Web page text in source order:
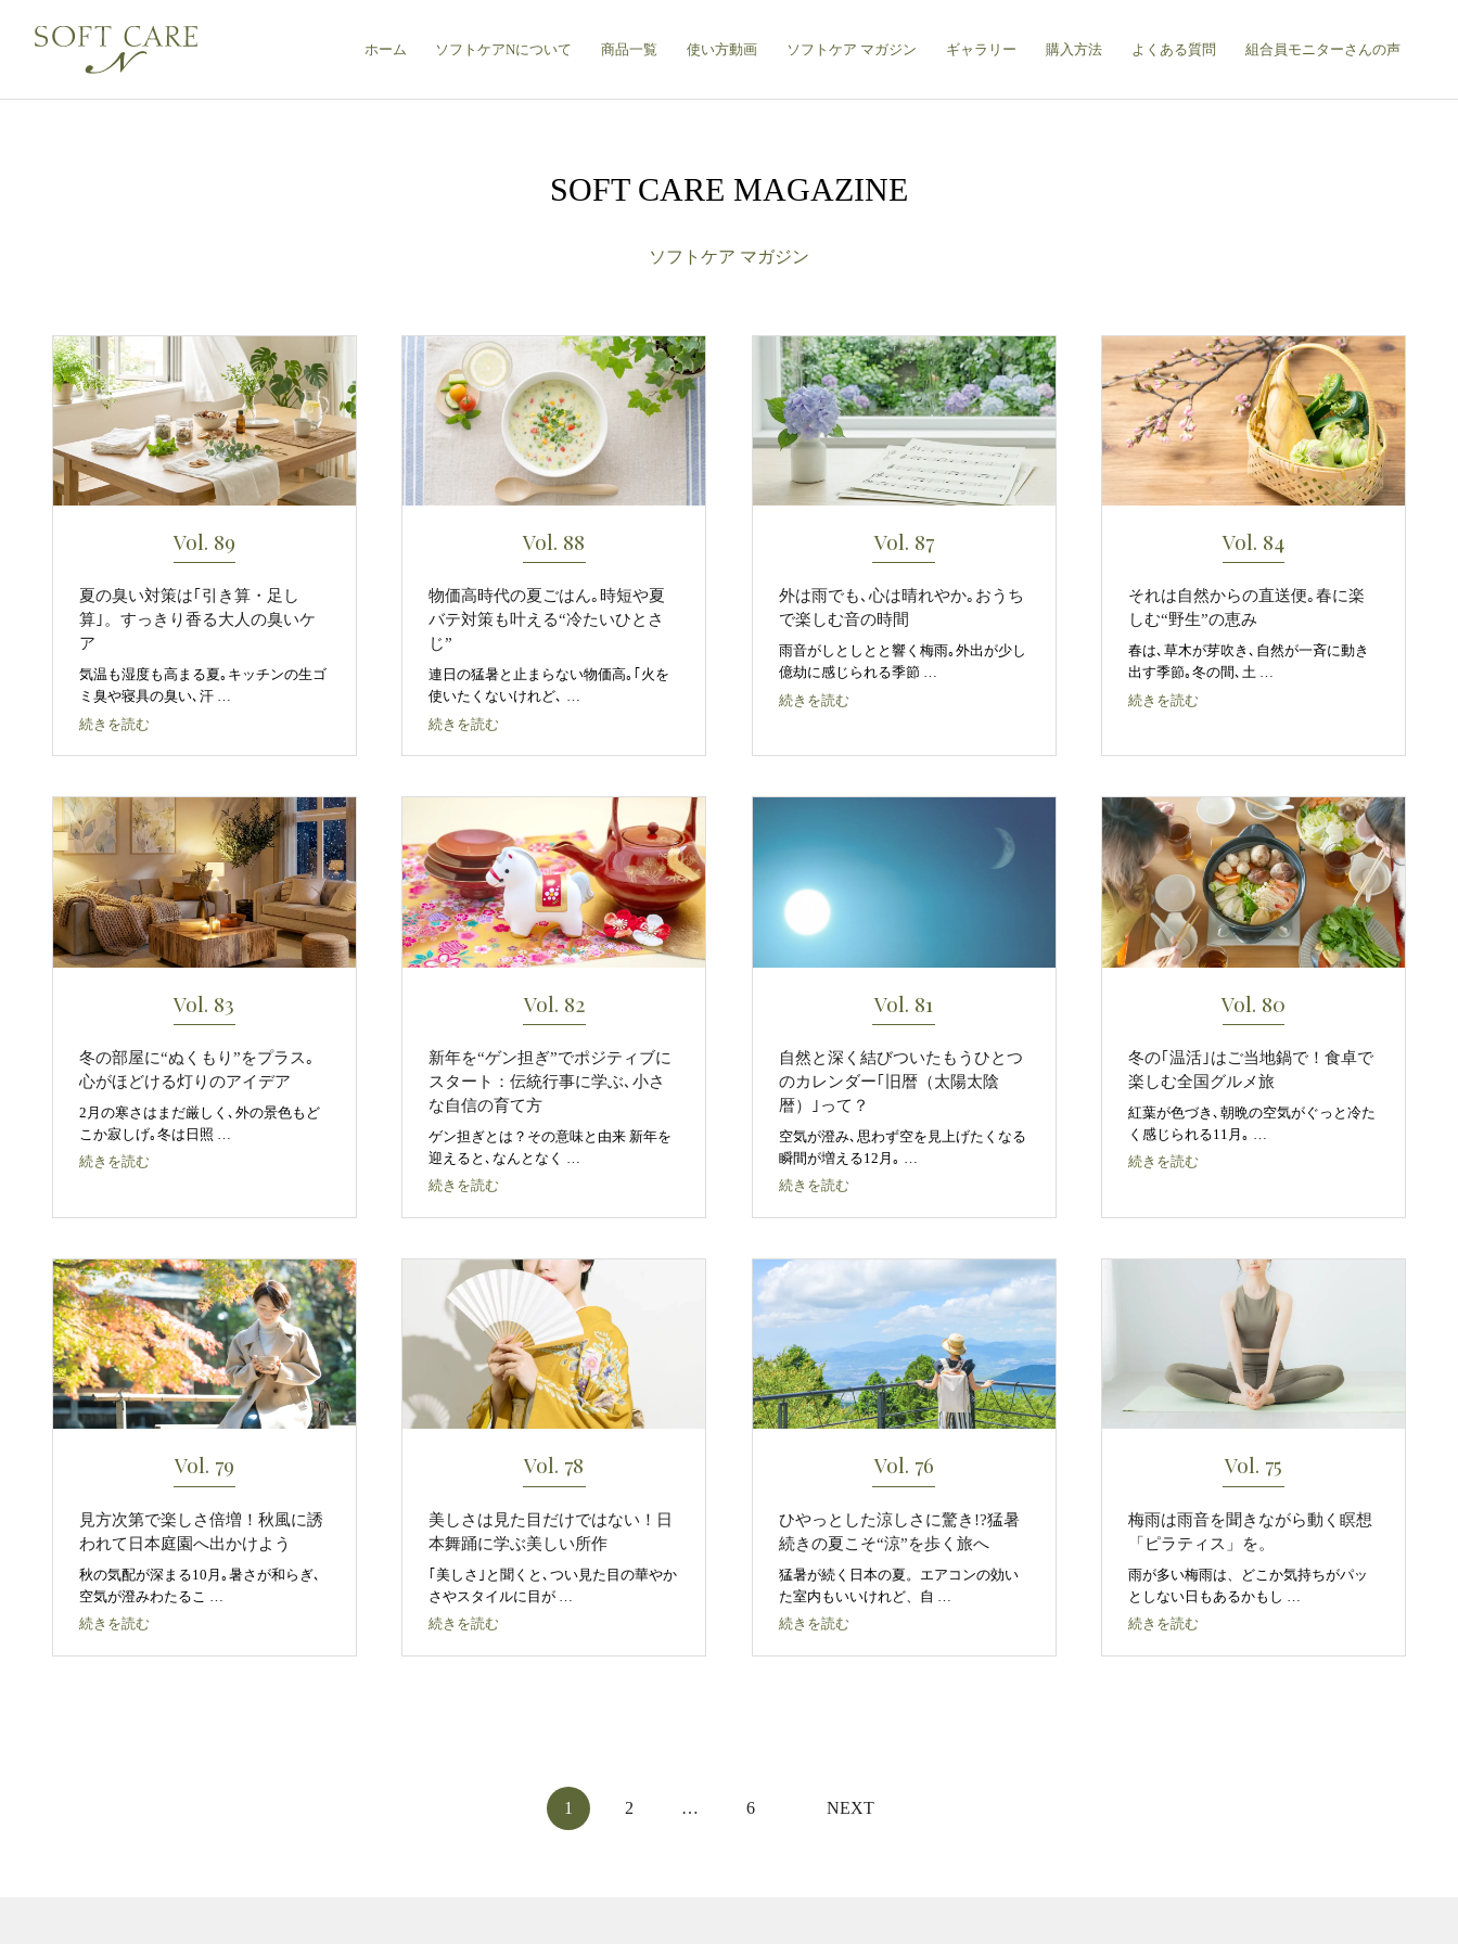
ホーム ソフトケアNについて 商品一覧 使い方動画 ソフトケア マガジン ギャラリー 購入方法 よくある質問 組合員モニターさんの声
SOFT CARE MAGAZINE
ソフトケア マガジン
Vol. 89
夏の臭い対策は｢引き算・足し
算｣。すっきり香る大人の臭いケ
ア
気温も湿度も高まる夏｡キッチンの生ゴ
ミ臭や寝具の臭い､汗 …
続きを読む
Vol. 88
物価高時代の夏ごはん｡時短や夏
バテ対策も叶える“冷たいひとさ
じ”
連日の猛暑と止まらない物価高｡｢火を
使いたくないけれど､ …
続きを読む
Vol. 87
外は雨でも､心は晴れやか｡おうち
で楽しむ音の時間
雨音がしとしとと響く梅雨｡外出が少し
億劫に感じられる季節 …
続きを読む
Vol. 84
それは自然からの直送便｡春に楽
しむ“野生”の恵み
春は､草木が芽吹き､自然が一斉に動き
出す季節｡冬の間､土 …
続きを読む
Vol. 83
冬の部屋に“ぬくもり”をプラス｡
心がほどける灯りのアイデア
2月の寒さはまだ厳しく､外の景色もど
こか寂しげ｡冬は日照 …
続きを読む
Vol. 82
新年を“ゲン担ぎ”でポジティブに
スタート：伝統行事に学ぶ､小さ
な自信の育て方
ゲン担ぎとは？その意味と由来 新年を
迎えると､なんとなく …
続きを読む
Vol. 81
自然と深く結びついたもうひとつ
のカレンダー｢旧暦（太陽太陰
暦）｣って？
空気が澄み､思わず空を見上げたくなる
瞬間が増える12月｡ …
続きを読む
Vol. 80
冬の｢温活｣はご当地鍋で！食卓で
楽しむ全国グルメ旅
紅葉が色づき､朝晩の空気がぐっと冷た
く感じられる11月｡ …
続きを読む
Vol. 79
見方次第で楽しさ倍増！秋風に誘
われて日本庭園へ出かけよう
秋の気配が深まる10月｡暑さが和らぎ､
空気が澄みわたるこ …
続きを読む
Vol. 78
美しさは見た目だけではない！日
本舞踊に学ぶ美しい所作
｢美しさ｣と聞くと､つい見た目の華やか
さやスタイルに目が …
続きを読む
Vol. 76
ひやっとした涼しさに驚き!?猛暑
続きの夏こそ“涼”を歩く旅へ
猛暑が続く日本の夏。エアコンの効い
た室内もいいけれど、自 …
続きを読む
Vol. 75
梅雨は雨音を聞きながら動く瞑想
「ピラティス」を。
雨が多い梅雨は、どこか気持ちがパッ
としない日もあるかもし …
続きを読む
1 2 … 6 NEXT